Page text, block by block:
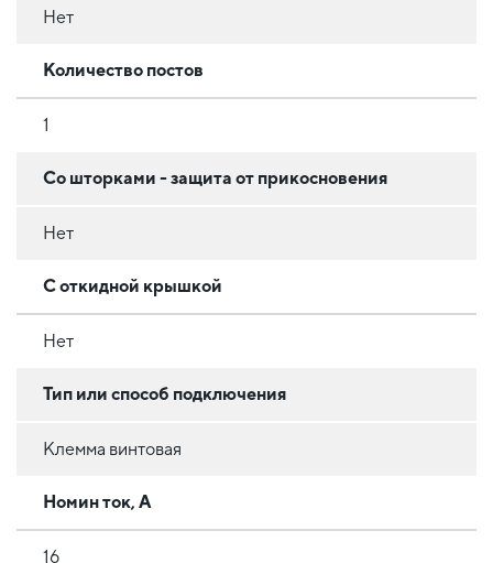
Нет
Количество постов
1
Со шторками - защита от прикосновения
Нет
С откидной крышкой
Нет
Тип или способ подключения
Клемма винтовая
Номин ток, А
16